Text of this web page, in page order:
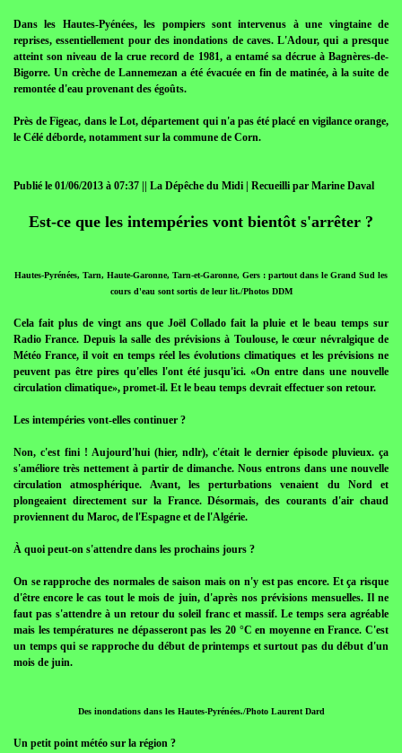
Dans les Hautes-Pyénées, les pompiers sont intervenus à une vingtaine de
reprises, essentiellement pour des inondations de caves. L'Adour, qui a presque
atteint son niveau de la crue record de 1981, a entamé sa décrue à Bagnères-de-
Bigorre. Un crèche de Lannemezan a été évacuée en fin de matinée, à la suite de
remontée d'eau provenant des égoûts.
Près de Figeac, dans le Lot, département qui n'a pas été placé en vigilance orange,
le Célé déborde, notamment sur la commune de Corn.
Publié le 01/06/2013 à 07:37 || La Dépêche du Midi | Recueilli par Marine Daval
Est-ce que les intempéries vont bientôt s'arrêter ?
Hautes-Pyrénées, Tarn, Haute-Garonne, Tarn-et-Garonne, Gers : partout dans le Grand Sud les
cours d'eau sont sortis de leur lit./Photos DDM
Cela fait plus de vingt ans que Joël Collado fait la pluie et le beau temps sur
Radio France. Depuis la salle des prévisions à Toulouse, le cœur névralgique de
Météo France, il voit en temps réel les évolutions climatiques et les prévisions ne
peuvent pas être pires qu'elles l'ont été jusqu'ici. «On entre dans une nouvelle
circulation climatique», promet-il. Et le beau temps devrait effectuer son retour.
Les intempéries vont-elles continuer ?
Non, c'est fini ! Aujourd'hui (hier, ndlr), c'était le dernier épisode pluvieux. ça
s'améliore très nettement à partir de dimanche. Nous entrons dans une nouvelle
circulation atmosphérique. Avant, les perturbations venaient du Nord et
plongeaient directement sur la France. Désormais, des courants d'air chaud
proviennent du Maroc, de l'Espagne et de l'Algérie.
À quoi peut-on s'attendre dans les prochains jours ?
On se rapproche des normales de saison mais on n'y est pas encore. Et ça risque
d'être encore le cas tout le mois de juin, d'après nos prévisions mensuelles. Il ne
faut pas s'attendre à un retour du soleil franc et massif. Le temps sera agréable
mais les températures ne dépasseront pas les 20 °C en moyenne en France. C'est
un temps qui se rapproche du début de printemps et surtout pas du début d'un
mois de juin.
Des inondations dans les Hautes-Pyrénées./Photo Laurent Dard
Un petit point météo sur la région ?